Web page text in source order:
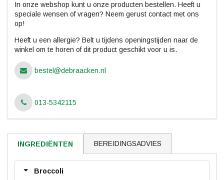
In onze webshop kunt u onze producten bestellen. Heeft u
speciale wensen of vragen? Neem gerust contact met ons
op!
Heeft u een allergie? Belt u tijdens openingstijden naar de
winkel om te horen of dit product geschikt voor u is.
bestel@debraacken.nl
013-5342115
INGREDIËNTEN BEREIDINGSADVIES
Broccoli